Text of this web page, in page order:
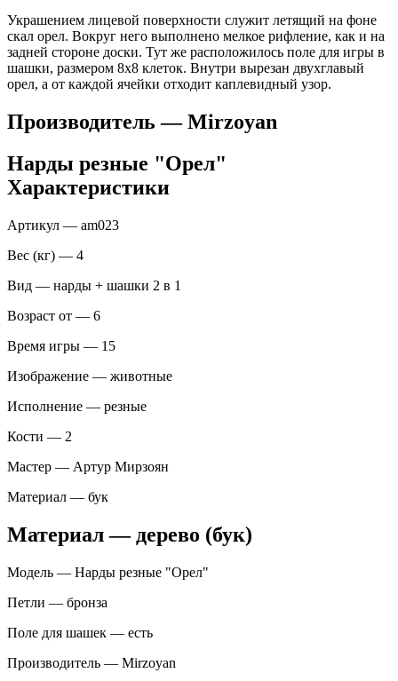
Украшением лицевой поверхности служит летящий на фоне
скал орел. Вокруг него выполнено мелкое рифление, как и на
задней стороне доски. Тут же расположилось поле для игры в
шашки, размером 8х8 клеток. Внутри вырезан двухглавый
орел, а от каждой ячейки отходит каплевидный узор.
Производитель — Mirzoyan
Нарды резные "Орел"
Характеристики
Артикул — am023
Вес (кг) — 4
Вид — нарды + шашки 2 в 1
Возраст от — 6
Время игры — 15
Изображение — животные
Исполнение — резные
Кости — 2
Мастер — Артур Мирзоян
Материал — бук
Материал — дерево (бук)
Модель — Нарды резные "Орел"
Петли — бронза
Поле для шашек — есть
Производитель — Mirzoyan